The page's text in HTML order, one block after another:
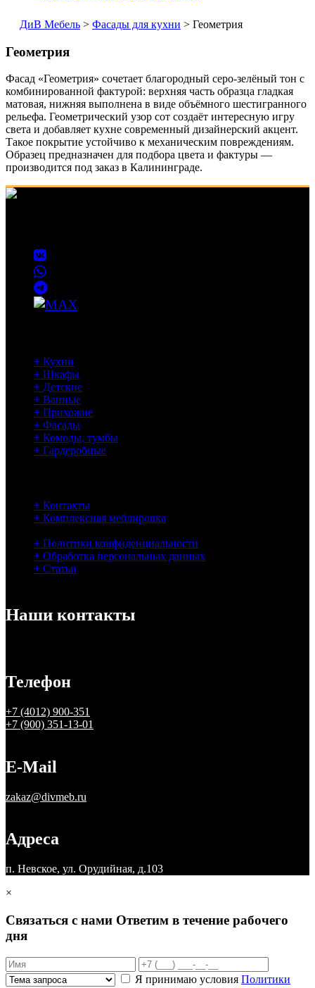
ДиВ Мебель > Фасады для кухни > Геометрия
Геометрия
Фасад «Геометрия» сочетает благородный серо-зелёный тон с
комбинированной фактурой: верхняя часть образца гладкая
матовая, нижняя выполнена в виде объёмного шестигранного
рельефа. Геометрический узор сот создаёт интересную игру
света и добавляет кухне современный дизайнерский акцент.
Такое покрытие устойчиво к механическим повреждениям.
Образец предназначен для подбора цвета и фактуры —
производится под заказ в Калининграде.
+ Кухни
+ Шкафы
+ Детские
+ Ванные
+ Прихожие
+ Фасады
+ Комоды, тумбы
+ Гардеробные
+ Контакты
+ Комплексная меблировка
+ Политики конфиденциальности
+ Обработка персональных данных
+ Статьи
Наши контакты
Телефон
+7 (4012) 900-351
+7 (900) 351-13-01
E-Mail
zakaz@divmeb.ru
Адреса
п. Невское, ул. Орудийная, д.103
×
Связаться с нами Ответим в течение рабочего
дня
Я принимаю условия Политики